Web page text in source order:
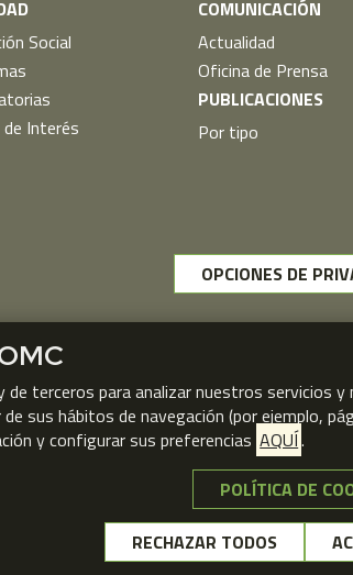
Social
de Interés
COMUNICACIÓN
Actualidad
Oficina de Prensa
PUBLICACIONES
Por tipo
© FPSOMC
OPCIONES DE
terceros para analizar nuestros servicios
sus hábitos de navegación (por ejemplo,
y configurar sus preferencias AQUÍ.
POLÍTICA DE
RECHAZAR TODOS
NO,